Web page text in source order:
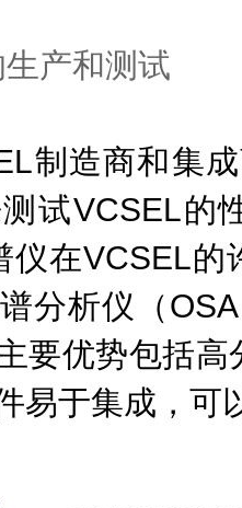
生产和测试
制造商和集
试VCSEL的
仪在VCSEL的
分析仪（OSA
要优势包括
易于集成，可